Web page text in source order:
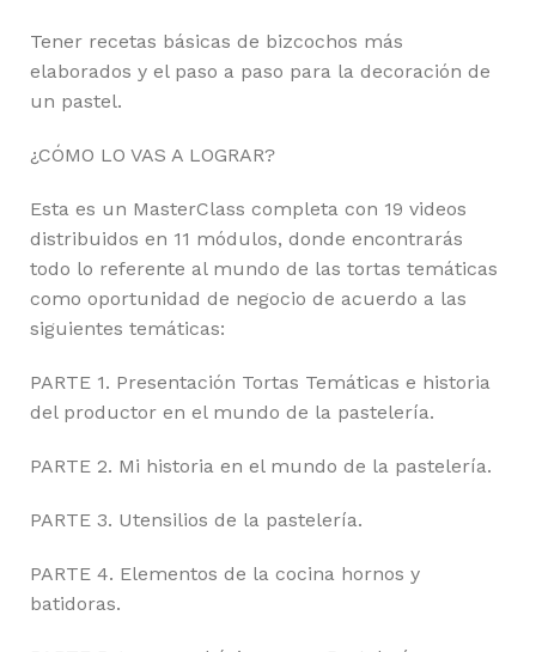
Tener recetas básicas de bizcochos más
elaborados y el paso a paso para la decoración de
un pastel.
¿CÓMO LO VAS A LOGRAR?
Esta es un MasterClass completa con 19 videos
distribuidos en 11 módulos, donde encontrarás
todo lo referente al mundo de las tortas temáticas
como oportunidad de negocio de acuerdo a las
siguientes temáticas:
PARTE 1. Presentación Tortas Temáticas e historia
del productor en el mundo de la pastelería.
PARTE 2. Mi historia en el mundo de la pastelería.
PARTE 3. Utensilios de la pastelería.
PARTE 4. Elementos de la cocina hornos y
batidoras.